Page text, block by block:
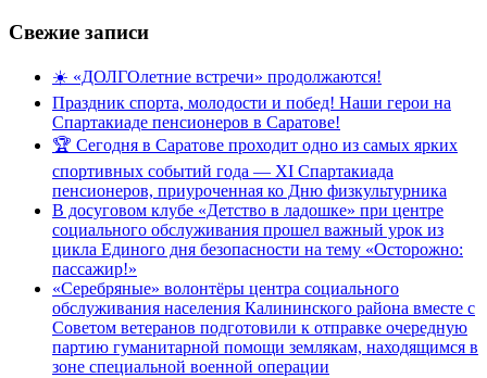
Свежие записи
☀️ «ДОЛГОлетние встречи» продолжаются!
Праздник спорта, молодости и побед! Наши герои на
Спартакиаде пенсионеров в Саратове!
🏆 Сегодня в Саратове проходит одно из самых ярких
спортивных событий года — XI Спартакиада
пенсионеров, приуроченная ко Дню физкультурника
В досуговом клубе «Детство в ладошке» при центре
социального обслуживания прошел важный урок из
цикла Единого дня безопасности на тему «Осторожно:
пассажир!»
«Серебряные» волонтёры центра социального
обслуживания населения Калининского района вместе с
Советом ветеранов подготовили к отправке очередную
партию гуманитарной помощи землякам, находящимся в
зоне специальной военной операции